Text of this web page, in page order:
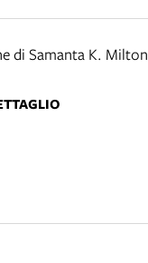
di Samanta K. Milton